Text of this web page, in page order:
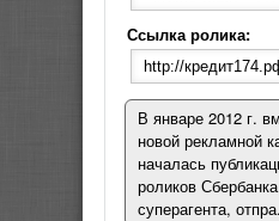
Ссылка ролика:
В январе 2012 г.
новой рекламной
началась
роликов
суперагента,